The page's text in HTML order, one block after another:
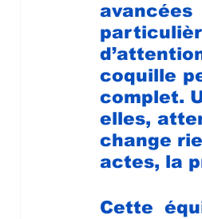
coquille
complet.
elles,
change
actes, la
Cette